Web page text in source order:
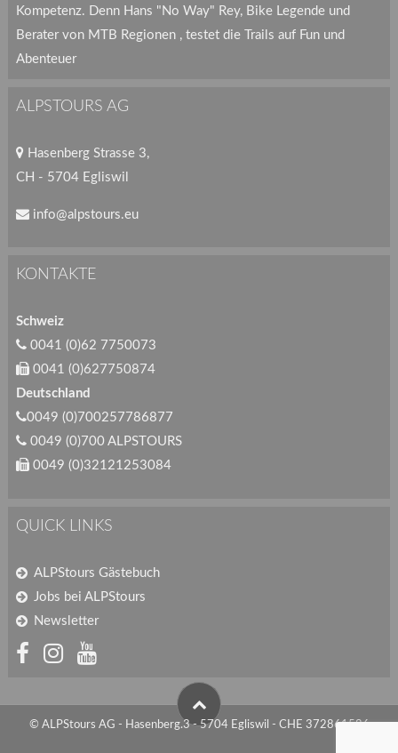
Kompetenz. Denn Hans "No Way" Rey, Bike Legende und
Berater von MTB Regionen , testet die Trails auf Fun und
Abenteuer
ALPSTOURS AG
Hasenberg Strasse 3,
CH - 5704 Egliswil
info@alpstours.eu
KONTAKTE
Schweiz
0041 (0)62 7750073
0041 (0)627750874
Deutschland
0049 (0)700257786877
0049 (0)700 ALPSTOURS
0049 (0)32121253084
QUICK LINKS
ALPStours Gästebuch
Jobs bei ALPStours
Newsletter
© ALPStours AG - Hasenberg.3 - 5704 Egliswil - CHE 372861586